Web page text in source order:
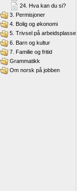
24. Hva kan du si?
3. Permisjoner
4. Bolig og økonomi
5. Trivsel på arbeidsplassen
6. Barn og kultur
7. Familie og fritid
Grammatikk
Om norsk på jobben